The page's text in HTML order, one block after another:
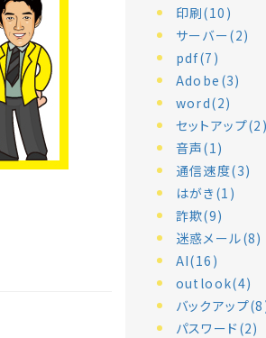
印刷(10)
サーバー(2)
pdf(7)
Adobe(3)
word(2)
セットアップ(2)
音声(1)
通信速度(3)
はがき(1)
詐欺(9)
迷惑メール(8)
AI(16)
outlook(4)
バックアップ
パスワード(2)